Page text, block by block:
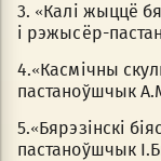
3. «Калі жыццё
і рэжысёр-
4.«Касмічны
пастаноўшчык
5.«Бярэзінскі
пастаноўшчык